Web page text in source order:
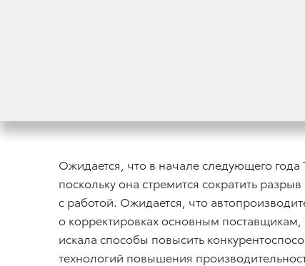
TOYOTA
ПО ВЫПУСКУ
Ожидается, что в начале следующего
поскольку она стремится сократить
с работой. Ожидается, что
о корректировках основным
искала способы повысить
технологий повышения